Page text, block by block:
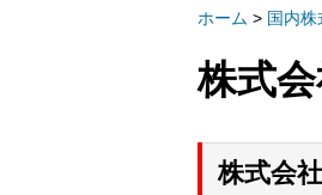
ホーム > 国内株
株式
株式会